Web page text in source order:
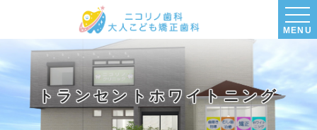
MENU
トランセントホワイトニング